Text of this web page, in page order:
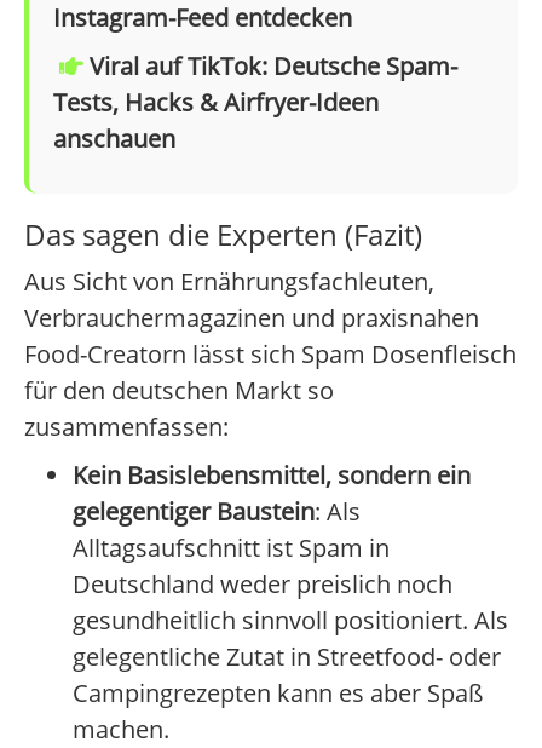
Instagram-Feed entdecken
Viral auf TikTok: Deutsche Spam-
Tests, Hacks & Airfryer-Ideen
anschauen
Das sagen die Experten (Fazit)
Aus Sicht von Ernährungsfachleuten,
Verbrauchermagazinen und praxisnahen
Food-Creatorn lässt sich Spam Dosenfleisch
für den deutschen Markt so
zusammenfassen:
Kein Basislebensmittel, sondern ein
gelegentiger Baustein: Als
Alltagsaufschnitt ist Spam in
Deutschland weder preislich noch
gesundheitlich sinnvoll positioniert. Als
gelegentliche Zutat in Streetfood- oder
Campingrezepten kann es aber Spaß
machen.